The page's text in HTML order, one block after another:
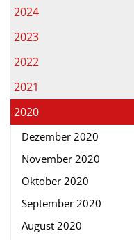
2024
2023
2022
2021
2020
Dezember 2020
November 2020
Oktober 2020
September 2020
August 2020